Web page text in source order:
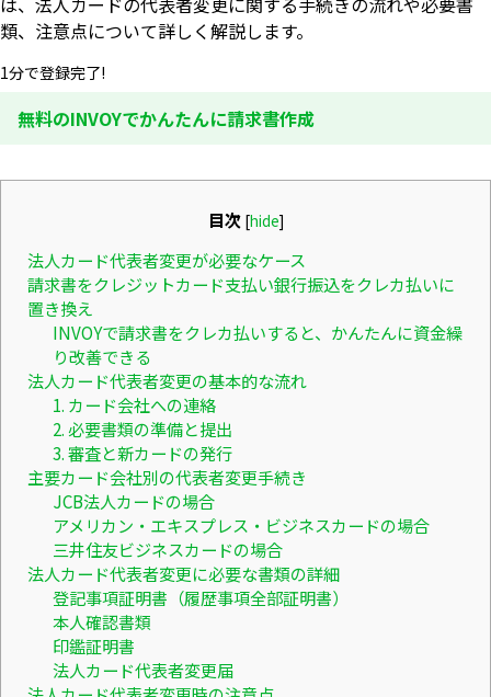
類、注意点について詳しく解説します。
1分で登録完了!
無料のINVOYでかんたんに請求書作成
目次 [hide]
法人カード代表者変更が必要なケース
請求書をクレジットカード支払い銀行振込をクレカ払いに
置き換え
INVOYで請求書をクレカ払いすると、かんたんに資金繰
り改善できる
法人カード代表者変更の基本的な流れ
1. カード会社への連絡
2. 必要書類の準備と提出
3. 審査と新カードの発行
主要カード会社別の代表者変更手続き
JCB法人カードの場合
アメリカン・エキスプレス・ビジネスカードの場合
三井住友ビジネスカードの場合
法人カード代表者変更に必要な書類の詳細
登記事項証明書（履歴事項全部証明書）
本人確認書類
印鑑証明書
法人カード代表者変更届